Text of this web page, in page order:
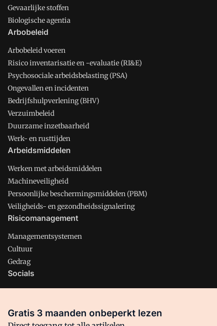
Gevaarlijke stoffen
Biologische agentia
Arbobeleid
Arbobeleid voeren
Risico inventarisatie en -evaluatie (RI&E)
Psychosociale arbeidsbelasting (PSA)
Ongevallen en incidenten
Bedrijfshulpverlening (BHV)
Verzuimbeleid
Duurzame inzetbaarheid
Werk- en rusttijden
Arbeidsmiddelen
Werken met arbeidsmiddelen
Machineveiligheid
Persoonlijke beschermingsmiddelen (PBM)
Veiligheids- en gezondheidssignalering
Risicomanagement
Managementsystemen
Cultuur
Gedrag
Socials
Facebook
Gratis 3 maanden onbeperkt lezen